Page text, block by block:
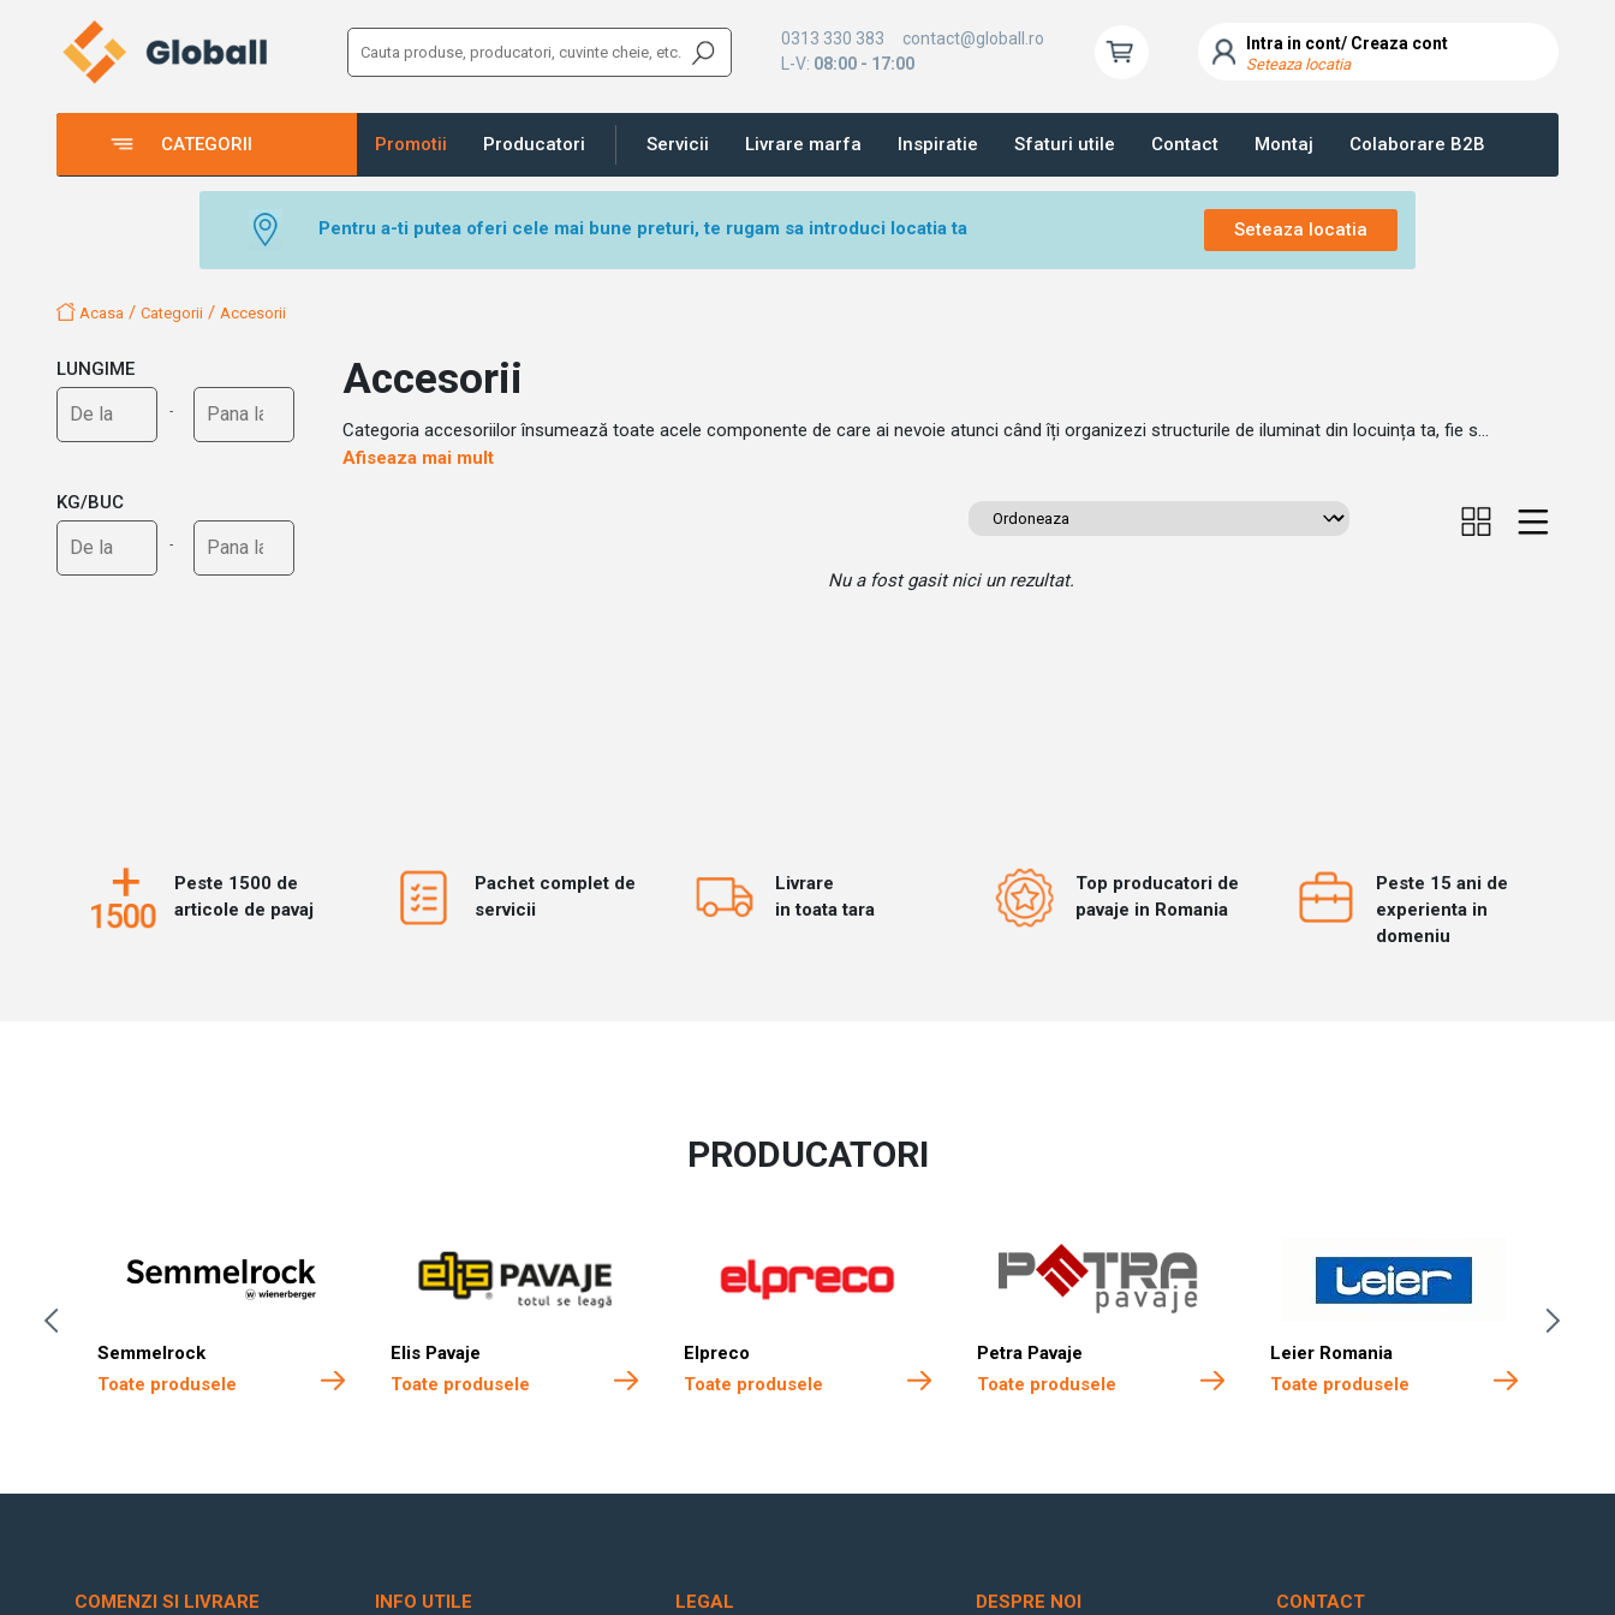
0313 330 383
contact@globall.ro
L-V: 08:00 - 17:00
Intra in cont/ Creaza cont
Seteaza locatia
CATEGORII Promotii Producatori Servicii Livrare marfa Inspiratie Sfaturi utile Contact Montaj Colaborare B2B
Pentru a-ti putea oferi cele mai bune preturi, te rugam sa introduci locatia ta Seteaza locatia
Acasa /Categorii /Accesorii
LUNGIME
KG/BUC
Accesorii
Categoria accesoriilor însumează toate acele componente de care ai nevoie atunci când îți organizezi structurile de iluminat din locuința ta, fie s...
Afiseaza mai mult
Nu a fost gasit nici un rezultat.
Peste 1500 de
articole de pavaj
Pachet complet de
servicii
Livrare
in toata tara
Top producatori de
pavaje in Romania
Peste 15 ani de
experienta in
domeniu
PRODUCATORI
Semmelrock
Toate produsele
Elis Pavaje
Toate produsele
Elpreco
Toate produsele
Petra Pavaje
Toate produsele
Leier Romania
Toate produsele
COMENZI SI LIVRARE INFO UTILE LEGAL DESPRE NOI CONTACT